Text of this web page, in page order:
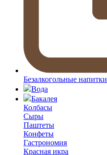
Безалкогольные напитки
Вода
Бакалея
Колбасы
Сыры
Паштеты
Конфеты
Гастрономия
Красная икра